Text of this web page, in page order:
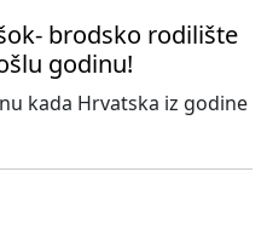
brodsko rodilište
godinu!
kada Hrvatska iz godine